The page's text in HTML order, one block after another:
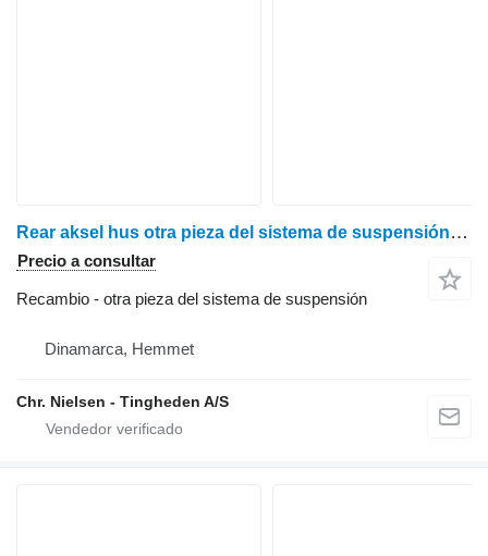
Rear aksel hus otra pieza del sistema de suspensión para Claas Lexion 600 cosechadora de cereales
Precio a consultar
Recambio - otra pieza del sistema de suspensión
Dinamarca, Hemmet
Chr. Nielsen - Tingheden A/S